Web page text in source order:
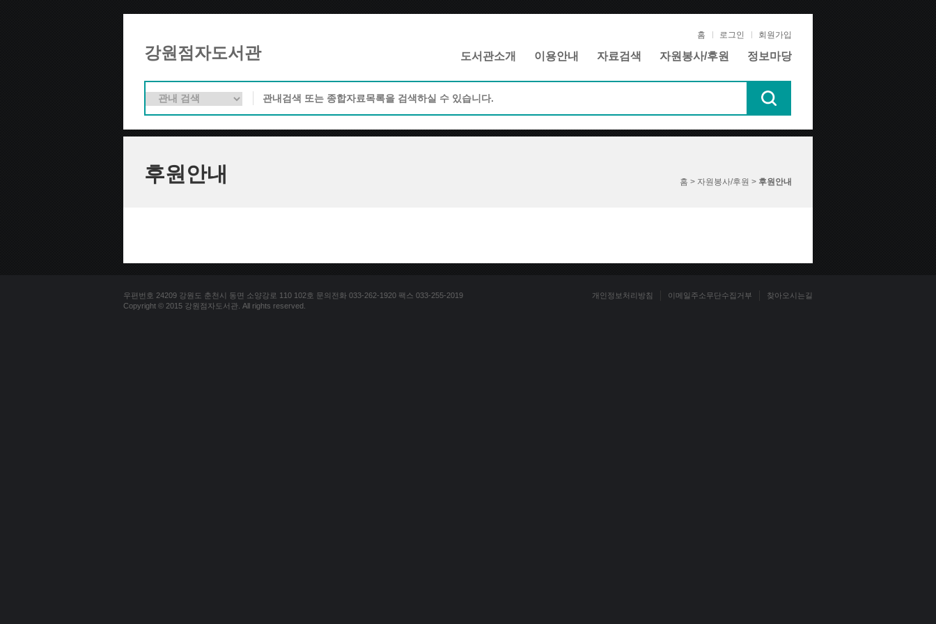
강원점자도서관
홈 로그인 회원가입
도서관소개 이용안내 자료검색 자원봉사/후원 정보마당
후원안내 홈 > 자원봉사/후원 > 후원안내
우편번호 24209 강원도 춘천시 동면 소양강로 110 102호 문의전화 033-262-1920 팩스 033-255-2019
Copyright © 2015 강원점자도서관. All rights reserved.
개인정보처리방침 이메일주소무단수집거부 찾아오시는길